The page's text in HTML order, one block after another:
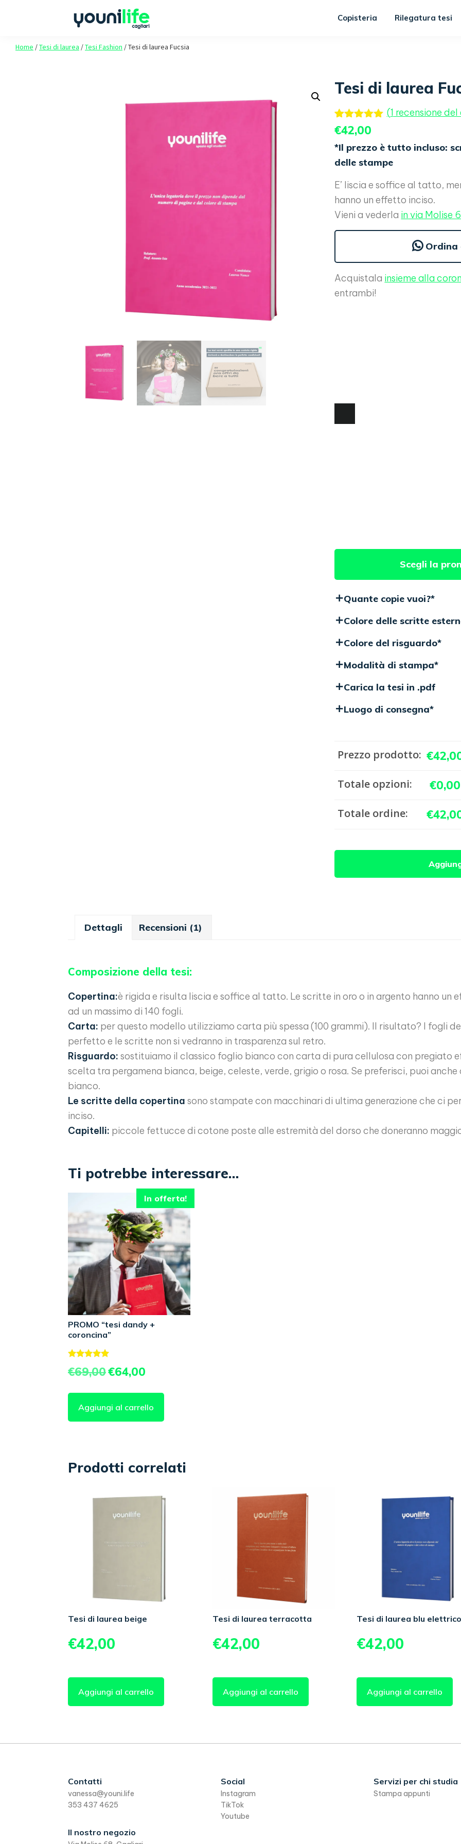
primaria
principale
Life
Copisteria Rilegatura tesi
Home /Tesi di laurea /Tesi Fashion /Tesi di laurea Fucsia
Tesi di laurea
Valutato
5.00su 5
su base
1
recensioni
(1 recensione
€42,00
*Il prezzo è tutto incluso:
delle stampe
E’ liscia e soffice al tatto,
hanno un effetto inciso.
Vieni a vederla in via Molise
Ordina
Acquistala insieme alla
entrambi!
Scegli la
Quante copie vuoi?*
Colore delle scritte
Colore del risguardo*
Modalità di stampa*
Carica la tesi in .pdf
Luogo di consegna*
Prezzo prodotto: €
Totale opzioni: €0,00
Totale ordine: €
Dettagli Recensioni (1)
Composizione della tesi:
Copertina:è rigida e risulta liscia e soffice al tatto. Le scritte in oro o in argento hanno un
ad un massimo di 140 fogli.
Carta: per questo modello utilizziamo carta più spessa (100 grammi). Il risultato? I fogli
perfetto e le scritte non si vedranno in trasparenza sul retro.
Risguardo: sostituiamo il classico foglio bianco con carta di pura cellulosa con pregiato
scelta tra pergamena bianca, beige, celeste, verde, grigio o rosa. Se preferisci, puoi
bianco.
Le scritte della copertina sono stampate con macchinari di ultima generazione che ci
inciso.
Capitelli: piccole fettucce di cotone poste alle estremità del dorso che doneranno
Ti potrebbe interessare…
In offerta!
PROMO “tesi dandy +
coroncina”
5.00
€69,00 Il
prezzo
originale
era:
€64,00
attuale
è:
€64,00.
Aggiungi al carrello
Prodotti correlati
Tesi di laurea beige
€42,00
Aggiungi al carrello
Tesi di laurea terracotta
€42,00
Aggiungi al carrello
Tesi di laurea blu elettrico
€42,00
Aggiungi al carrello
Contatti
vanessa@youni.life
353 437 4625
Il nostro negozio
Social
Instagram
TikTok
Youtube
Servizi per chi studia
Stampa appunti